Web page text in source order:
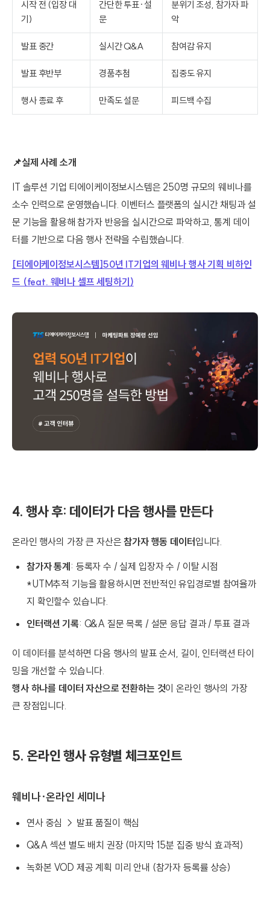
시작 전 (입장 대
기)
간단한 투표·설
문
분위기 조성, 참가자 파
악
발표 중간 실시간 Q&A 참여감 유지
발표 후반부 경품추첨 집중도 유지
행사 종료 후 만족도 설문 피드백 수집
📌실제 사례 소개
IT 솔루션 기업 티에이케이정보시스템은 250명 규모의 웨비나를
소수 인력으로 운영했습니다. 이벤터스 플랫폼의 실시간 채팅과 설
문 기능을 활용해 참가자 반응을 실시간으로 파악하고, 통계 데이
터를 기반으로 다음 행사 전략을 수립했습니다.
[티에이케이정보시스템]50년 IT기업의 웨비나 행사 기획 비하인
드 (feat. 웨비나 셀프 세팅하기)
4. 행사 후: 데이터가 다음 행사를 만든다
온라인 행사의 가장 큰 자산은참가자 행동 데이터 입니다.
참가자 통계 : 등록자 수 / 실제 입장자 수 / 이탈 시점
*UTM추적 기능을 활용하시면 전반적인 유입경로별 참여율까
지 확인할수 있습니다.
인터랙션 기록: Q&A 질문 목록 / 설문 응답 결과 / 투표 결과
이 데이터를 분석하면 다음 행사의 발표 순서, 길이, 인터랙션 타이
밍을 개선할 수 있습니다.
행사 하나를 데이터 자산으로 전환하는 것이 온라인 행사의 가장
큰 장점입니다.
5. 온라인 행사 유형별 체크포인트
웨비나·온라인 세미나
연사 중심 → 발표 품질이 핵심
Q&A 섹션 별도 배치 권장 (마지막 15분 집중 방식 효과적)
녹화본 VOD 제공 계획 미리 안내 (참가자 등록률 상승)